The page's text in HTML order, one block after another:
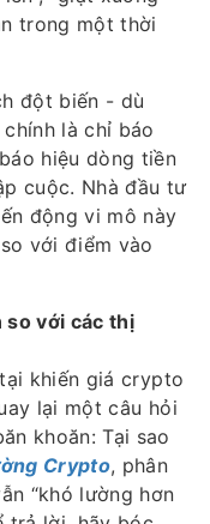
trong một thời
đột biến - dù
là chỉ báo
hiệu dòng tiền
cuộc. Nhà đầu tư
động vi mô này
với điểm vào
so với các thị
khiến giá crypto
lại một câu hỏi
khoăn: Tại sao
Crypto, phân
“khó lường hơn